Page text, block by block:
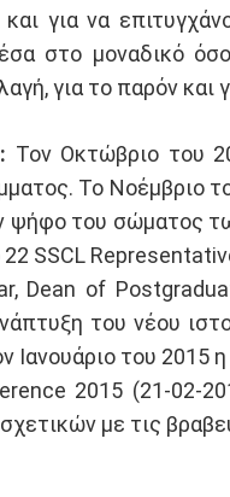
για να
στο μοναδικό
για το παρόν
Τον Οκτώβριο του
Το Νοέμβριο
του σώματος
SSCL
Dean of
του νέου
Ιανουάριο του
2015 (21-02-
με τις